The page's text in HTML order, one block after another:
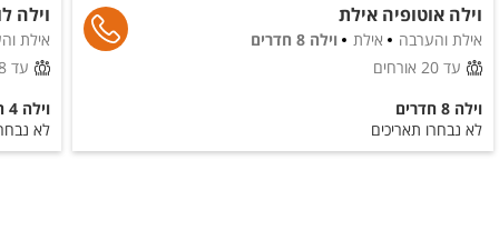
וילה אוטופיה אילת
אילת והערבה אילת
וילה 8 חדרים
עד 20 אורחים
וילה 8 חדרים
לא נבחרו תאריכים
וילה
אילת
עד 8 אורחים
וילה 4 חדרים
לא